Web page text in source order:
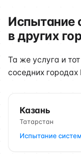
Испытание
в других
Та же услуга и
соседних
Казань
Татарстан
Испытание